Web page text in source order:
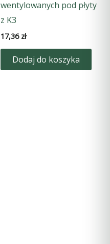
wentylowanych pod płyty
z K3
17,36 zł
Dodaj do koszyka